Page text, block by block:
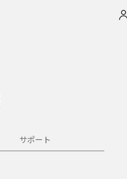
サポート